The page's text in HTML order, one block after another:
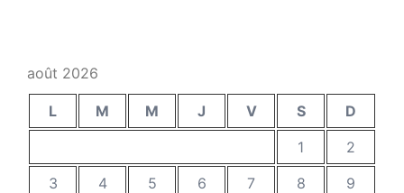
août 2026
L M M J V S
D
1
2
3
4 5 6 7 8
9